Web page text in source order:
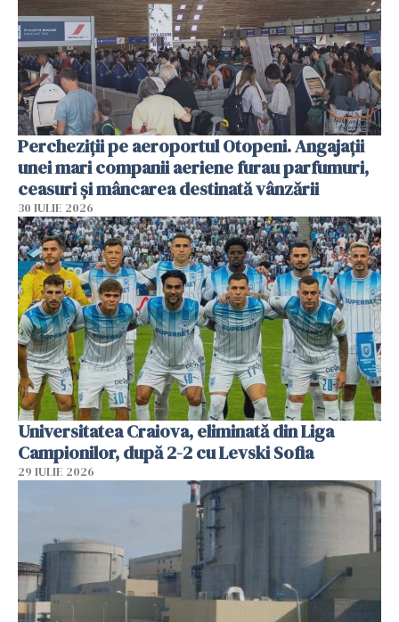
Percheziții pe aeroportul Otopeni. Angajații
unei mari companii aeriene furau parfumuri,
ceasuri și mâncarea destinată vânzării
30 IULIE 2026
Universitatea Craiova, eliminată din Liga
Campionilor, după 2-2 cu Levski Sofia
29 IULIE 2026